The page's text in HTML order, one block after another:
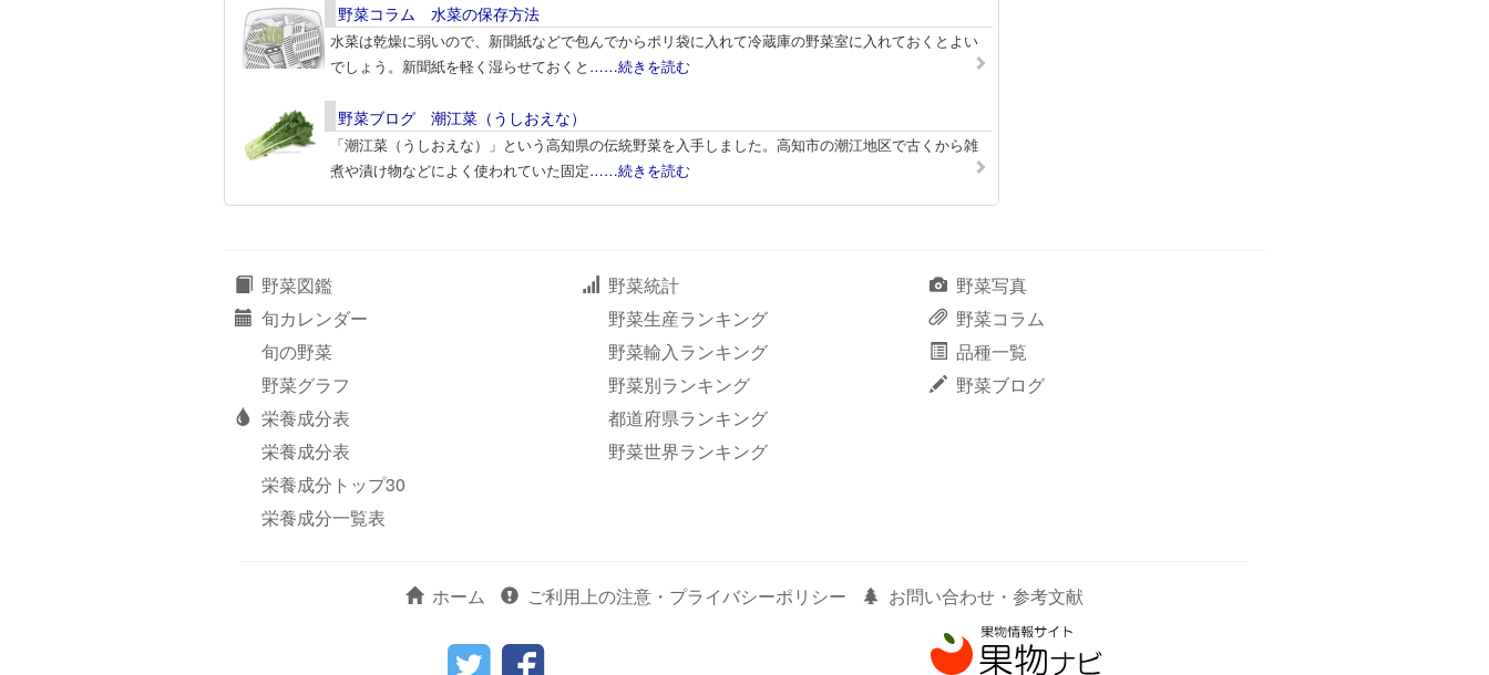
野菜コラム 水菜の保存方法
水菜は乾燥に弱いので、新聞紙などで包んでからポリ袋に入れて冷蔵庫の野菜室に入れておくとよい
でしょう。新聞紙を軽く湿らせておくと ……続きを読む
野菜ブログ 潮江菜（うしおえな）
「潮江菜（うしおえな）」という高知県の伝統野菜を入手しました。高知市の潮江地区で古くから雑
煮や漬け物などによく使われていた固定……続きを読む
野菜図鑑
旬カレンダー
旬の野菜
野菜グラフ
栄養成分表
栄養成分表
栄養成分トップ30
栄養成分一覧表
野菜統計
野菜生産ランキング
野菜輸入ランキング
野菜別ランキング
都道府県ランキング
野菜世界ランキング
野菜写真
野菜コラム
品種一覧
野菜ブログ
ホーム ご利用上の注意・プライバシーポリシー お問い合わせ・参考文献